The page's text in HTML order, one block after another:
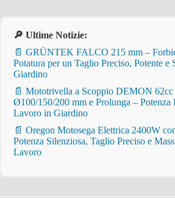
🔎 Ultime Notizie:
📄 GRÜNTEK FALCO 215 mm –
Potatura per un Taglio Preciso, Potente e
Giardino
📄 Mototrivella a Scoppio DEMON
Ø100/150/200 mm e Prolunga – Potenza
Lavoro in Giardino
📄 Oregon Motosega Elettrica 2400W
Potenza Silenziosa, Taglio Preciso e
Lavoro